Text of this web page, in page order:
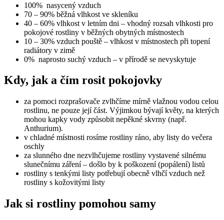
100% nasycený vzduch
70 – 90% běžná vlhkost ve skleníku
40 – 60% vlhkost v letním dni – vhodný rozsah vlhkosti pro
pokojové rostliny v běžných obytných místnostech
10 – 30% vzduch pouště – vlhkost v místnostech při topení
radiátory v zimě
0% naprosto suchý vzduch – v přírodě se nevyskytuje
Kdy, jak a čím rosit pokojovky
za pomoci rozprašovače zvlhčíme mírně vlažnou vodou celou
rostlinu, ne pouze její část. Výjimkou bývají květy, na kterých
mohou kapky vody způsobit nepěkné skvrny (např.
Anthurium).
v chladné místnosti rosíme rostliny ráno, aby listy do večera
oschly
za slunného dne nezvlhčujeme rostliny vystavené silnému
slunečnímu záření – došlo by k poškození (popálení) listů
rostliny s tenkými listy potřebují obecně vlhčí vzduch než
rostliny s kožovitými listy
Jak si rostliny pomohou samy